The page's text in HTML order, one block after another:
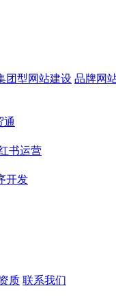
团型网站建设 品牌网
通
书运营
开发
质 联系我们